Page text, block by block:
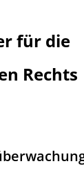
für die
Rechts